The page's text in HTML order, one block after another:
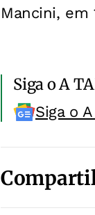
Mancini, em
Siga o A
Siga o